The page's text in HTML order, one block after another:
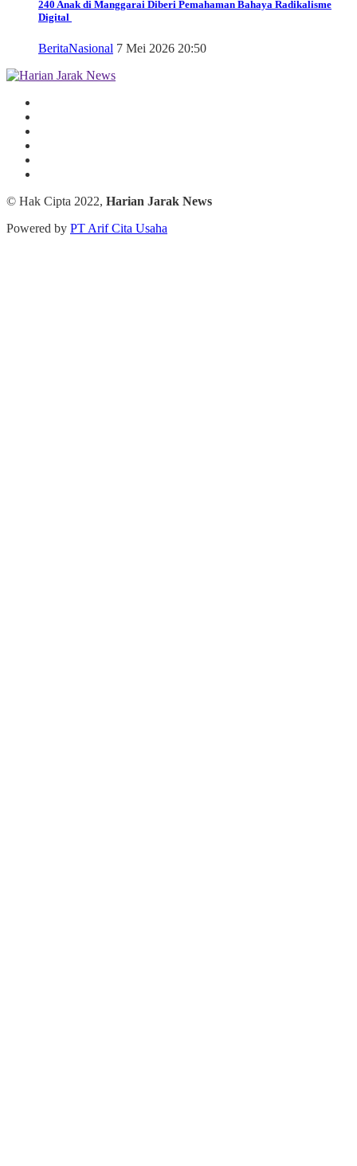
240 Anak di Manggarai Diberi Pemahaman Bahaya Radikalisme
Digital
BeritaNasional 7 Mei 2026 20:50
© Hak Cipta 2022, Harian Jarak News
Powered by PT Arif Cita Usaha